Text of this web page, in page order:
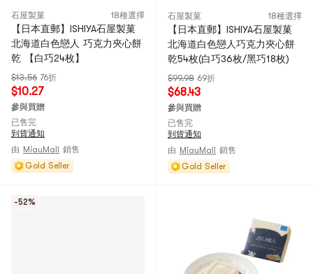
石屋製菓 18種選擇
【日本直郵】ISHIYA石屋製菓
北海道白色戀人 巧克力夾心餅
乾 【白巧24枚】
$13.56 76折
$10.27
參與買贈
已售完
到貨通知
由 MiauMall
銷售
Gold Seller
石屋製菓 18種選擇
【日本直郵】ISHIYA石屋製菓
北海道白色戀人巧克力夾心餅
乾54枚(白巧36枚/黑巧18枚)
$99.98 69折
$68.43
參與買贈
已售完
到貨通知
由 MiauMall
銷售
Gold Seller
-52%